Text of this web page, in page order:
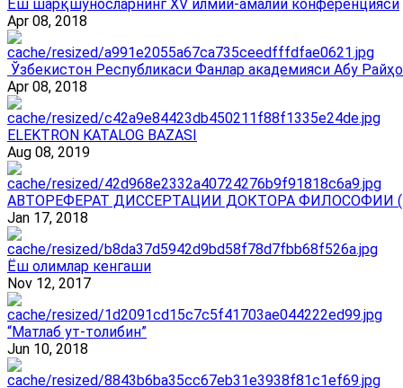
Ёш шарқшуносларнинг ХV илмий-амалий конференцияси
Apr 08, 2018
Ўзбекистон Республикаси Фанлар академияси Абу
Apr 08, 2018
ELEKTRON KATALOG BAZASI
Aug 08, 2019
АВТОРЕФЕРАТ ДИССЕРТАЦИИ ДОКТОРА ФИЛОСОФИИ
Jan 17, 2018
Ёш олимлар кенгаши
Nov 12, 2017
“Матлаб ут-толибин”
Jun 10, 2018